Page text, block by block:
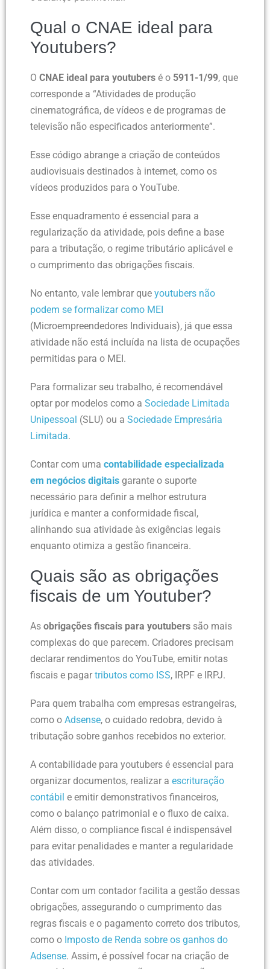
Qual o CNAE ideal para
Youtubers?
O CNAE ideal para youtubers é o 5911-1/99, que
corresponde a “Atividades de produção
cinematográfica, de vídeos e de programas de
televisão não especificados anteriormente”.
Esse código abrange a criação de conteúdos
audiovisuais destinados à internet, como os
vídeos produzidos para o YouTube.
Esse enquadramento é essencial para a
regularização da atividade, pois define a base
para a tributação, o regime tributário aplicável e
o cumprimento das obrigações fiscais.
No entanto, vale lembrar que youtubers não
podem se formalizar como MEI
(Microempreendedores Individuais), já que essa
atividade não está incluída na lista de ocupações
permitidas para o MEI.
Para formalizar seu trabalho, é recomendável
optar por modelos como a Sociedade Limitada
Unipessoal (SLU) ou a Sociedade Empresária
Limitada.
Contar com uma contabilidade especializada
em negócios digitais garante o suporte
necessário para definir a melhor estrutura
jurídica e manter a conformidade fiscal,
alinhando sua atividade às exigências legais
enquanto otimiza a gestão financeira.
Quais são as obrigações
fiscais de um Youtuber?
As obrigações fiscais para youtubers são mais
complexas do que parecem. Criadores precisam
declarar rendimentos do YouTube, emitir notas
fiscais e pagar tributos como ISS, IRPF e IRPJ.
Para quem trabalha com empresas estrangeiras,
como o Adsense, o cuidado redobra, devido à
tributação sobre ganhos recebidos no exterior.
A contabilidade para youtubers é essencial para
organizar documentos, realizar a escrituração
contábil e emitir demonstrativos financeiros,
como o balanço patrimonial e o fluxo de caixa.
Além disso, o compliance fiscal é indispensável
para evitar penalidades e manter a regularidade
das atividades.
Contar com um contador facilita a gestão dessas
obrigações, assegurando o cumprimento das
regras fiscais e o pagamento correto dos tributos,
como o Imposto de Renda sobre os ganhos do
Adsense. Assim, é possível focar na criação de